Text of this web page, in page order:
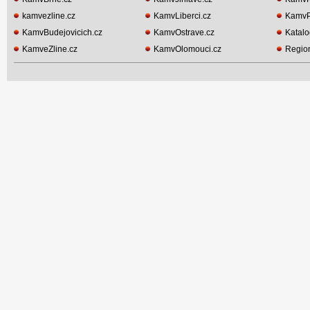
kamvezline.cz
KamvBudejovicich.cz
KamveZline.cz
KamvLiberci.cz
KamvOstrave.cz
KamvOlomouci.cz